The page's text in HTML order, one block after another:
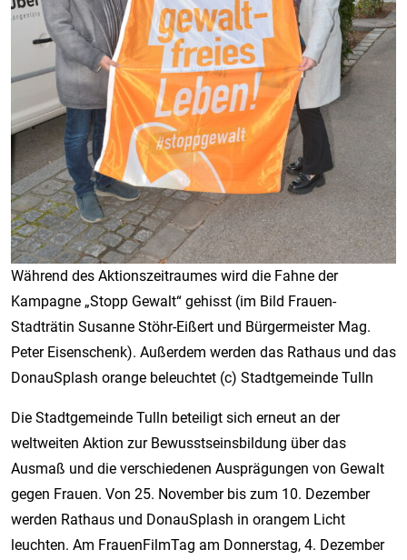
Während des Aktionszeitraumes wird die Fahne der
Kampagne „Stopp Gewalt“ gehisst (im Bild Frauen-
Stadträtin Susanne Stöhr-Eißert und Bürgermeister Mag.
Peter Eisenschenk). Außerdem werden das Rathaus und das
DonauSplash orange beleuchtet (c) Stadtgemeinde Tulln
Die Stadtgemeinde Tulln beteiligt sich erneut an der
weltweiten Aktion zur Bewusstseinsbildung über das
Ausmaß und die verschiedenen Ausprägungen von Gewalt
gegen Frauen. Von 25. November bis zum 10. Dezember
werden Rathaus und DonauSplash in orangem Licht
leuchten. Am FrauenFilmTag am Donnerstag, 4. Dezember